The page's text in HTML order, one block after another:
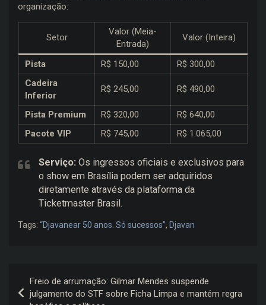
organização:
Setor
Valor (Meia-
Entrada)
Valor (Inteira)
Pista R$ 150,00
R$ 300,00
Cadeira
Inferior
R$ 245,00 R$ 490,00
Pista Premium R$ 320,00
R$ 640,00
Pacote VIP
R$ 745,00 R$ 1.065,00
Serviço: Os ingressos oficiais e exclusivos para
o show em Brasília podem ser adquiridos
diretamente através da plataforma da
Ticketmaster Brasil.
Tags: “Djavanear 50 anos. Só sucessos”, Djavan
de
Freio de arrumação: Gilmar Mendes suspende
julgamento do STF sobre Ficha Limpa e mantém regra